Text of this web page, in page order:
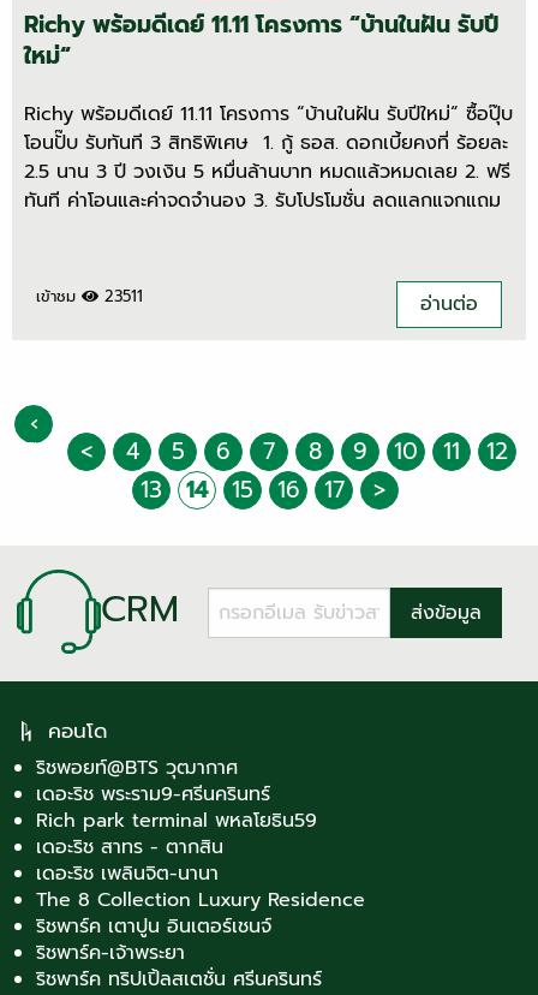
Richy พร้อมดีเดย์ 11.11 โครงการ “บ้านในฝัน รับปี
ใหม่“
Richy พร้อมดีเดย์ 11.11 โครงการ “บ้านในฝัน รับปีใหม่“ ซื้อปุ๊บ
โอนปั๊บ รับทันที 3 สิทธิพิเศษ 1. กู้ ธอส. ดอกเบี้ยคงที่ ร้อยละ
2.5 นาน 3 ปี วงเงิน 5 หมื่นล้านบาท หมดแล้วหมดเลย 2. ฟรี
ทันที ค่าโอนและค่าจดจำนอง 3. รับโปรโมชั่น ลดแลกแจกแถม
เข้าชม 23511 อ่านต่อ
‹
First < 4 5 6 7 8 9 10 11
12
13
14 15 16 17 >
CRM
คอนโด
ริชพอยท์@BTS วุฒากาศ
เดอะริช พระราม9-ศรีนครินทร์
Rich park terminal พหลโยธิน59
เดอะริช สาทร - ตากสิน
เดอะริช เพลินจิต-นานา
The 8 Collection Luxury Residence
ริชพาร์ค เตาปูน อินเตอร์เชนจ์
ริชพาร์ค-เจ้าพระยา
ริชพาร์ค ทริปเปิ้ลสเตชั่น ศรีนครินทร์